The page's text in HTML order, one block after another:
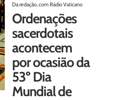
Da redação, com Rádio Vaticano
Ordenações
sacerdotais
acontecem
por ocasião da
53º Dia
Mundial de